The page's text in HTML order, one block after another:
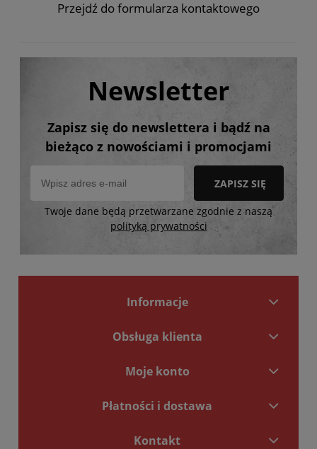
Przejdź do formularza kontaktowego
Newsletter
Zapisz się do newslettera i bądź na
bieżąco z nowościami i promocjami
ZAPISZ SIĘ
Twoje dane będą przetwarzane zgodnie z naszą
polityką prywatności
Informacje
Obsługa klienta
Moje konto
Płatności i dostawa
Kontakt